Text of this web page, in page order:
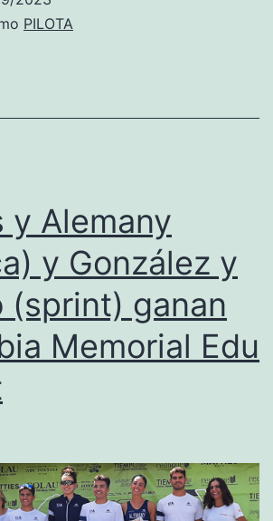
PILOTA
y Alemany
y González y
(sprint) ganan
Memorial Edu